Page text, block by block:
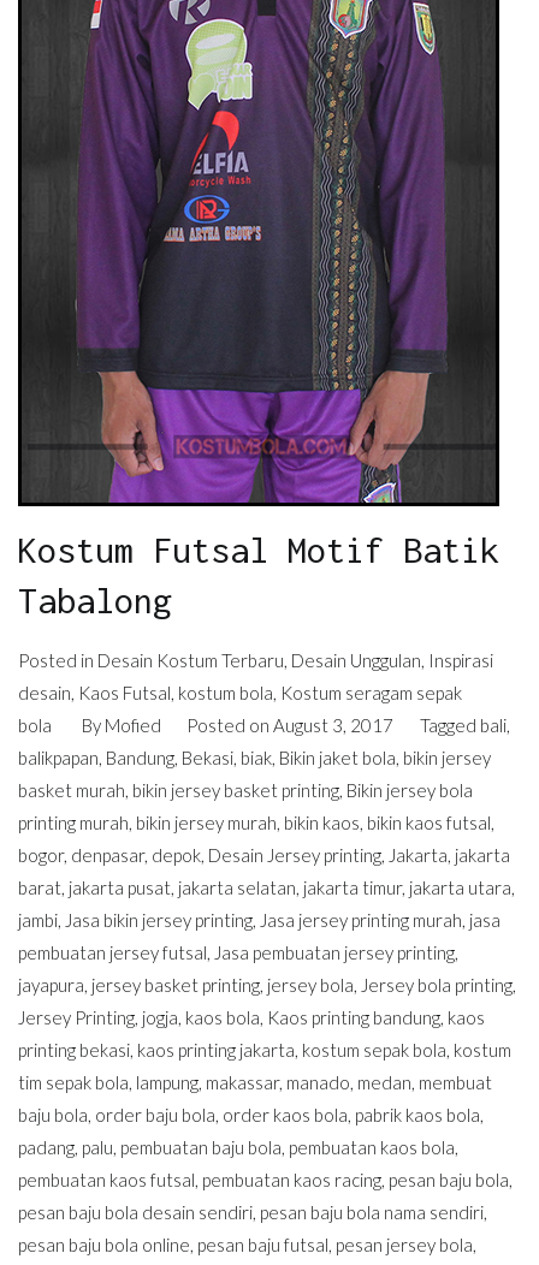
Kostum Futsal Motif Batik
Tabalong
Posted in Desain Kostum Terbaru, Desain Unggulan, Inspirasi
desain, Kaos Futsal, kostum bola, Kostum seragam sepak
bola
By Mofied Posted onAugust 3, 2017 Tagged bali,
balikpapan, Bandung, Bekasi, biak, Bikin jaket bola, bikin jersey
basket murah, bikin jersey basket printing, Bikin jersey bola
printing murah, bikin jersey murah, bikin kaos, bikin kaos futsal,
bogor, denpasar, depok, Desain Jersey printing, Jakarta, jakarta
barat, jakarta pusat, jakarta selatan, jakarta timur, jakarta utara,
jambi, Jasa bikin jersey printing, Jasa jersey printing murah, jasa
pembuatan jersey futsal, Jasa pembuatan jersey printing,
jayapura, jersey basket printing, jersey bola, Jersey bola printing,
Jersey Printing, jogja, kaos bola, Kaos printing bandung, kaos
printing bekasi, kaos printing jakarta, kostum sepak bola, kostum
tim sepak bola, lampung, makassar, manado, medan, membuat
baju bola, order baju bola, order kaos bola, pabrik kaos bola,
padang, palu, pembuatan baju bola, pembuatan kaos bola,
pembuatan kaos futsal, pembuatan kaos racing, pesan baju bola,
pesan baju bola desain sendiri, pesan baju bola nama sendiri,
pesan baju bola online, pesan baju futsal, pesan jersey bola,